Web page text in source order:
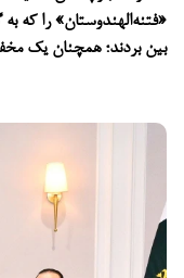
«فتنه‌الهندوستان» را که
بین بردند؛ همچنان یک